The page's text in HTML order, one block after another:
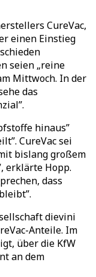
CureVac,
einen Einstieg
seien „reine
Mittwoch. In der
das
hinaus”
CureVac sei
bislang großem
erklärte Hopp.
dass
dievini
Anteile. Im
über die KfW
an dem